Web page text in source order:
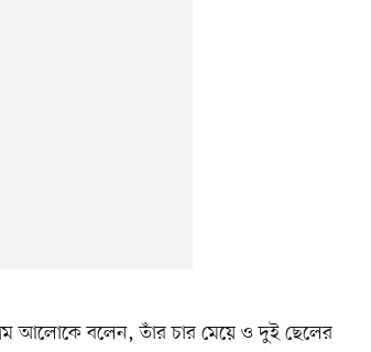
আলোকে বলেন, তাঁর চার মেয়ে ও দুই ছেলের